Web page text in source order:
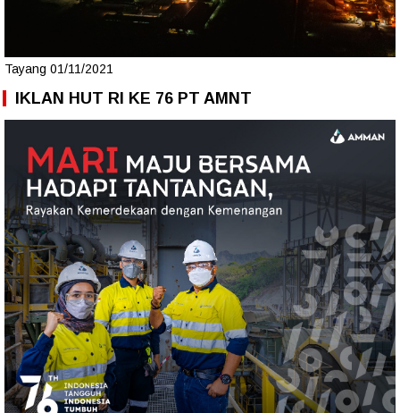
Tayang 01/11/2021
IKLAN HUT RI KE 76 PT AMNT